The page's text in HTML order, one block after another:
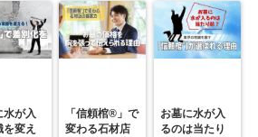
水が入
を変え
「信頼棺®」で
変わる石材店
お墓に水が入
るのは当たり